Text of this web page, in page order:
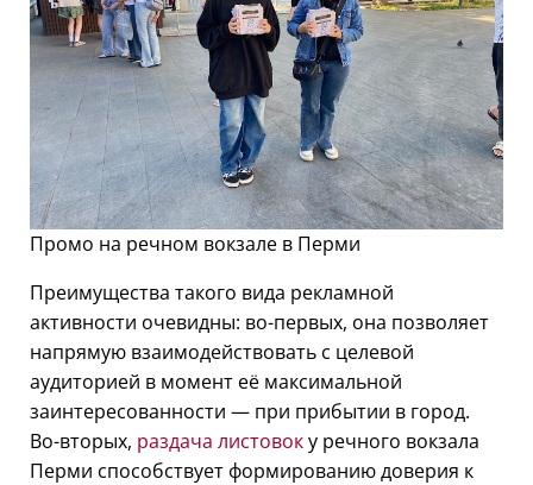
Промо на речном вокзале в Перми
Преимущества такого вида рекламной
активности очевидны: во-первых, она позволяет
напрямую взаимодействовать с целевой
аудиторией в момент её максимальной
заинтересованности — при прибытии в город.
Во-вторых, раздача листовоку речного вокзала
Перми способствует формированию доверия к